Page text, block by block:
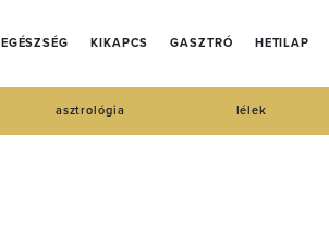
EGÉSZSÉG KIKAPCS GASZTRÓ HETILAP
asztrológia lélek